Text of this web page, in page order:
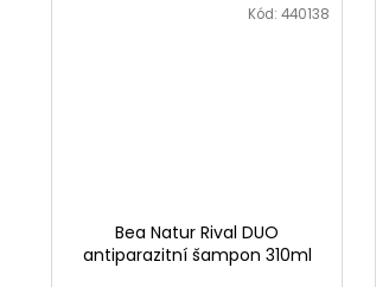
Bea Natur Rival DUO
antiparazitní šampon 310ml
Kód:440138